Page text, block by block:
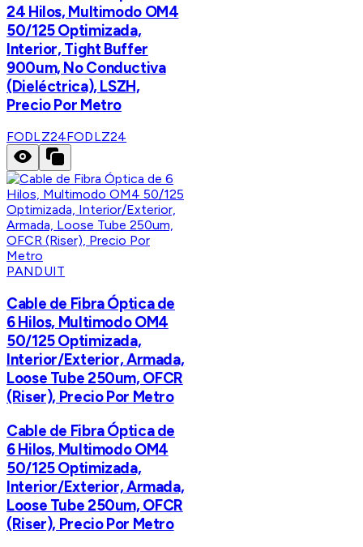
24 Hilos, Multimodo OM4
50/125 Optimizada,
Interior, Tight Buffer
900um, No Conductiva
(Dieléctrica), LSZH,
Precio Por Metro
FODLZ24FODLZ24
PANDUIT
Cable de Fibra Óptica de
6 Hilos, Multimodo OM4
50/125 Optimizada,
Interior/Exterior, Armada,
Loose Tube 250um, OFCR
(Riser), Precio Por Metro
Cable de Fibra Óptica de
6 Hilos, Multimodo OM4
50/125 Optimizada,
Interior/Exterior, Armada,
Loose Tube 250um, OFCR
(Riser), Precio Por Metro